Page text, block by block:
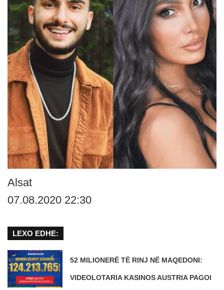
Alsat
07.08.2020 22:30
LEXO EDHE:
52 MILIONERË TË RINJ NË MAQEDONI:
VIDEOLOTARIA KASINOS AUSTRIA PAGOI